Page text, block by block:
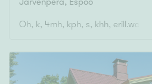
Oh, k, 4mh, kph, s, khh, erill.wc, vh